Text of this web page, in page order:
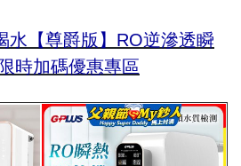
水【尊爵版】RO逆滲透瞬
時加碼優惠專區